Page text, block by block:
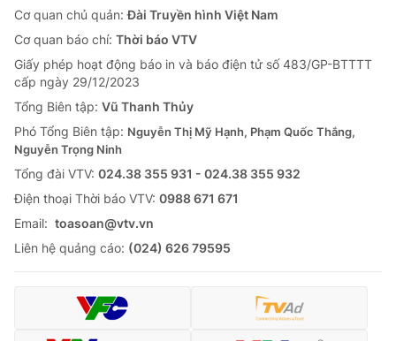
Cơ quan chủ quản:Đài Truyền hình Việt Nam
Cơ quan báo chí: Thời báo VTV
Giấy phép hoạt động báo in và báo điện tử số 483/GP-BTTTT
cấp ngày 29/12/2023
Tổng Biên tập: Vũ Thanh Thủy
Phó Tổng Biên tập: Nguyễn Thị Mỹ Hạnh, Phạm Quốc Thắng,
Nguyễn Trọng Ninh
Tổng đài VTV: 024.38 355 931 - 024.38 355 932
Ðiện thoại Thời báo VTV: 0988 671 671
Email: toasoan@vtv.vn
Liên hệ quảng cáo: (024) 626 79595